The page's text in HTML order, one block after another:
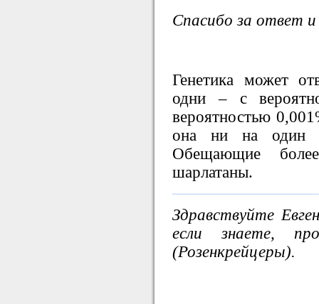
Спасибо за ответ и
Генетика может
одни – с
вероятностью
она ни на один
Обещающие
шарлатаны.
Здравствуйте
если знаете,
(Розенкрейцеры).